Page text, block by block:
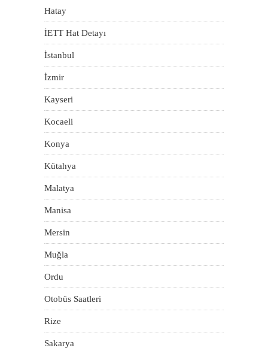
Hatay
İETT Hat Detayı
İstanbul
İzmir
Kayseri
Kocaeli
Konya
Kütahya
Malatya
Manisa
Mersin
Muğla
Ordu
Otobüs Saatleri
Rize
Sakarya